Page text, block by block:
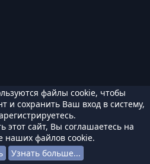
файлы cookie, чтобы
и сохранить Ваш вход в систему,
этот сайт, Вы соглашаетесь на
наших файлов cookie.
Узнать больше...